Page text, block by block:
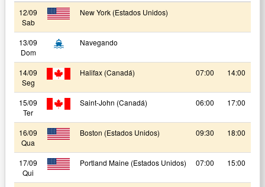
12/09
Sab
New York (Estados Unidos)
13/09
Dom
Navegando
14/09
Seg
Halifax (Canadá) 07:00 14:00
15/09
Ter
Saint-John (Canadá) 06:00 17:00
16/09
Qua
Boston (Estados Unidos) 09:30 18:00
17/09
Qui
Portland Maine (Estados Unidos) 07:00 15:00